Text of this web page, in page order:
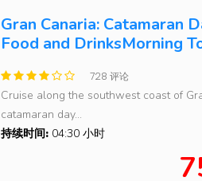
Gran Canaria: Catamaran
Food and DrinksMorning
728 评论
Cruise along the southwest coast of
catamaran day...
持续时间: 04:30 小时